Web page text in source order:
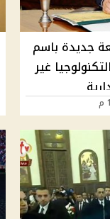
جديدة باسم
غير